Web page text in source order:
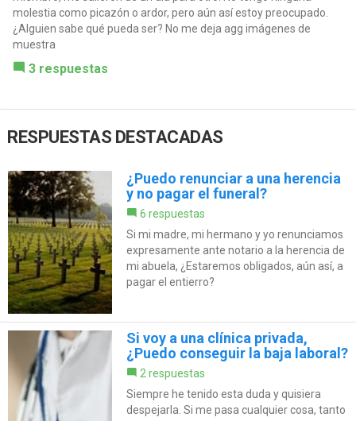
molestia como picazón o ardor, pero aún así estoy preocupado.
¿Alguien sabe qué pueda ser? No me deja agg imágenes de
muestra
3 respuestas
RESPUESTAS DESTACADAS
¿Puedo renunciar a una herencia
y no pagar el funeral?
6 respuestas
Si mi madre, mi hermano y yo renunciamos
expresamente ante notario a la herencia de
mi abuela, ¿Estaremos obligados, aún así, a
pagar el entierro?
Si voy a una clínica privada,
¿Puedo conseguir la baja laboral?
2 respuestas
Siempre he tenido esta duda y quisiera
despejarla. Si me pasa cualquier cosa, tanto